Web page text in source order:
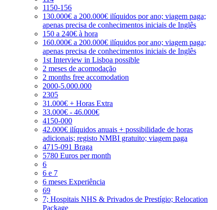
1150-156
130.000€ a 200.000€ ilíquidos por ano; viagem paga;
apenas precisa de conhecimentos iniciais de Inglês
150 a 240€ à hora
160.000€ a 200.000€ ilíquidos por ano; viagem paga;
apenas precisa de conhecimentos iniciais de Inglês
1st Interview in Lisboa possible
2 meses de acomodação
2 months free accomodation
2000-5.000.000
2305
31.000€ + Horas Extra
33.000€ - 46.000€
4150-000
42.000€ ilíquidos anuais + possibilidade de horas
adicionais; registo NMBI gratuito; viagem paga
4715-091 Braga
5780 Euros per month
6
6 e 7
6 meses Experiência
69
7; Hospitais NHS & Privados de Prestígio; Relocation
Package